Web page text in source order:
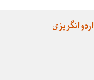
انگریزیاردو